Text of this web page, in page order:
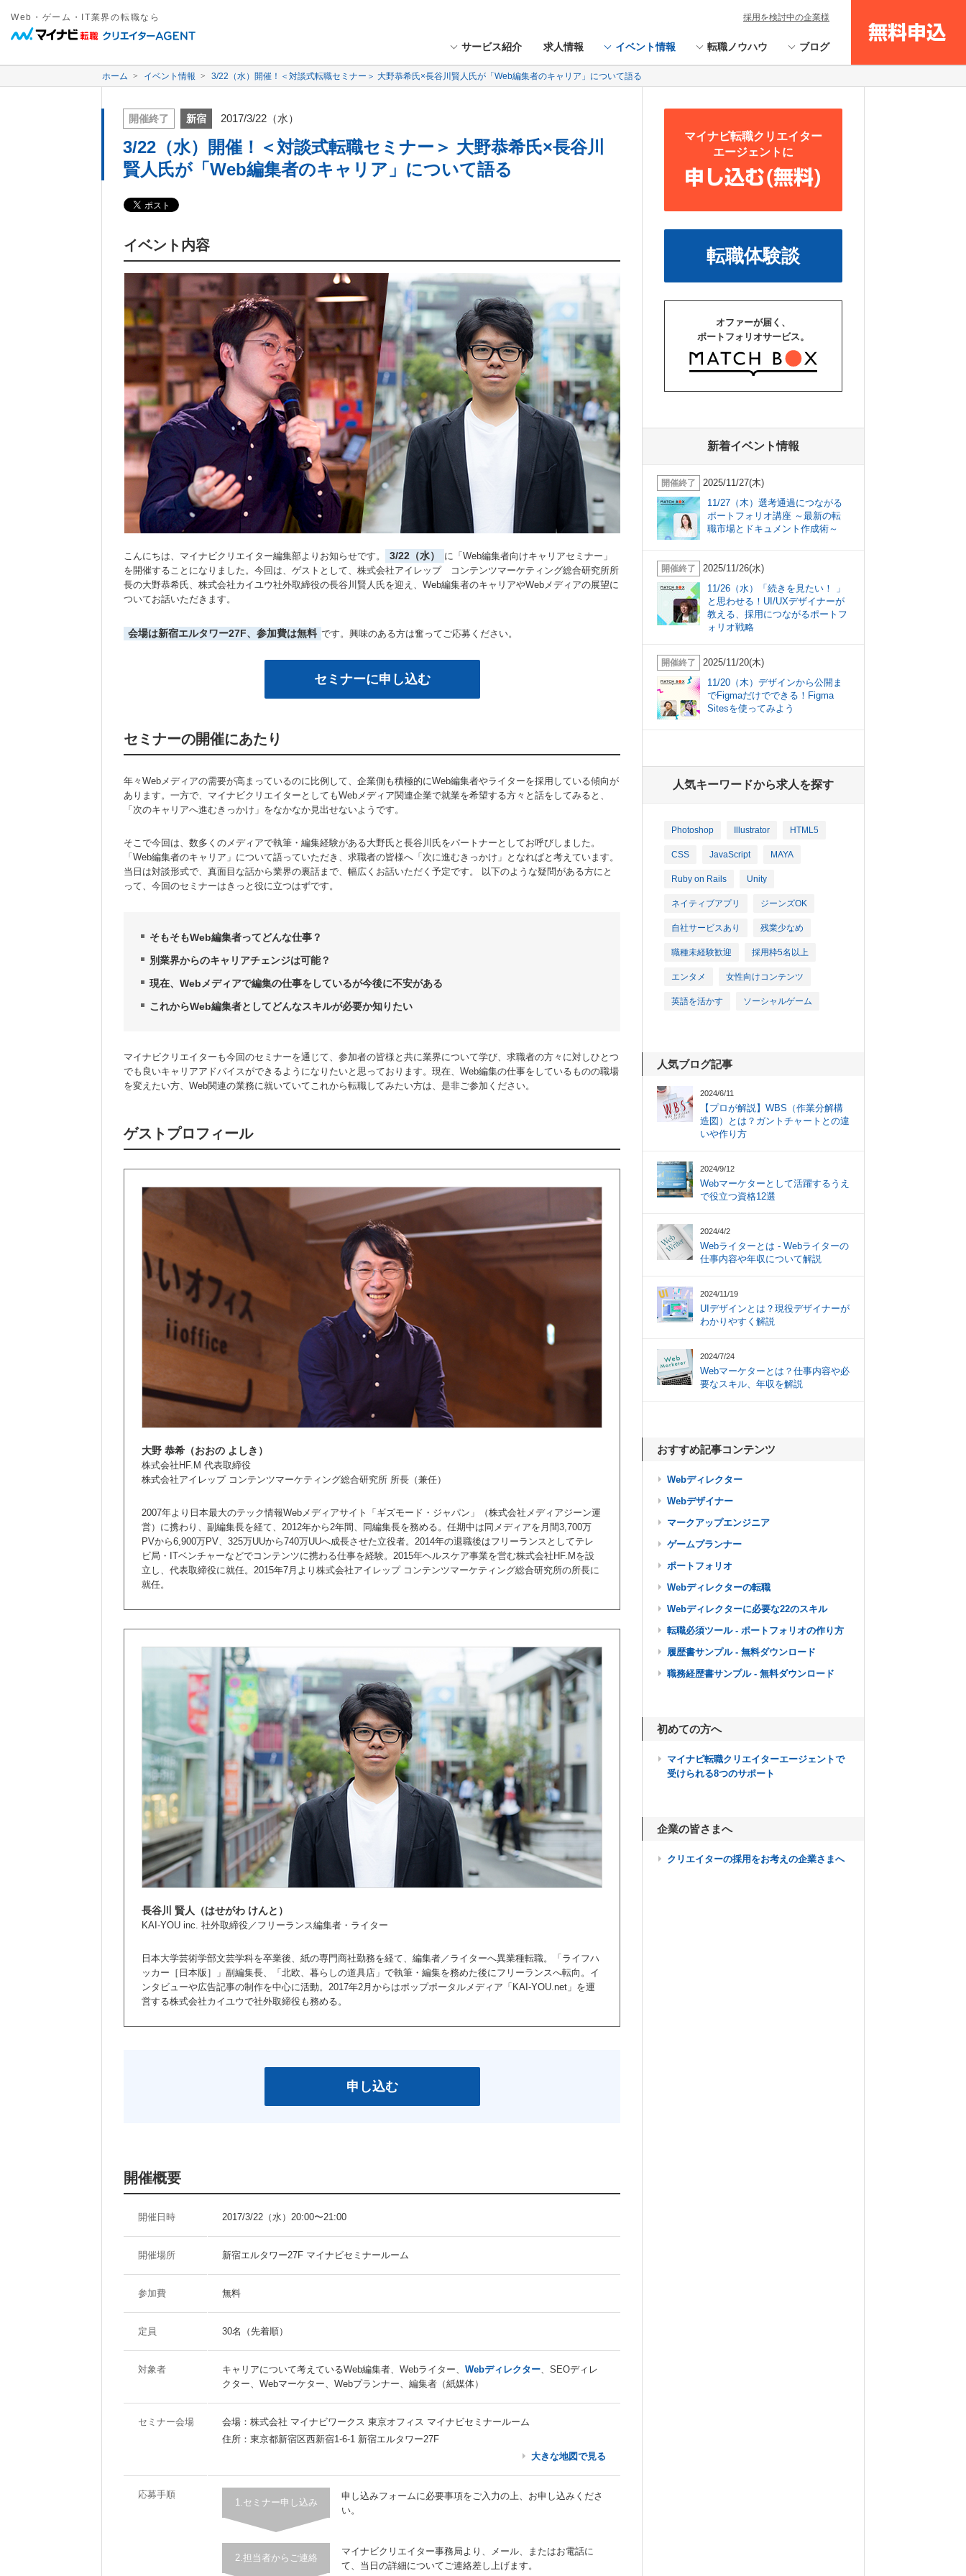
Web・ゲーム・IT業界の転職なら
サービス紹介 求人情報 イベント情報 転職ノウハウ ブログ
無料申込
採用を検討中の企業様
ホーム イベント情報 3/22（水）開催！＜対談式転職セミナー＞ 大野恭希氏×長谷川賢人氏が「Web編集者のキャリア」について語る
開催終了 新宿 2017/3/22（水）
3/22（水）開催！＜対談式転職セミナー＞ 大野恭希氏×長谷川
賢人氏が「Web編集者のキャリア」について語る
イベント内容
こんにちは、マイナビクリエイター編集部よりお知らせです。 3/22（水）
に「Web編集者向けキャリアセミナー」
を開催することになりました。今回は、ゲストとして、株式会社アイレップ コンテンツマーケティング総合研究所所
長の大野恭希氏、株式会社カイユウ社外取締役の長谷川賢人氏を迎え、Web編集者のキャリアやWebメディアの展望に
ついてお話いただきます。
会場は新宿エルタワー27F、参加費は無料 です。興味のある方は奮ってご応募ください。
セミナーに申し込む
セミナーの開催にあたり
年々Webメディアの需要が高まっているのに比例して、企業側も積極的にWeb編集者やライターを採用している傾向が
あります。一方で、マイナビクリエイターとしてもWebメディア関連企業で就業を希望する方々と話をしてみると、
「次のキャリアへ進むきっかけ」をなかなか見出せないようです。
そこで今回は、数多くのメディアで執筆・編集経験がある大野氏と長谷川氏をパートナーとしてお呼びしました。
「Web編集者のキャリア」について語っていただき、求職者の皆様へ「次に進むきっかけ」となればと考えています。
当日は対談形式で、真面目な話から業界の裏話まで、幅広くお話いただく予定です。 以下のような疑問がある方にと
って、今回のセミナーはきっと役に立つはずです。
そもそもWeb編集者ってどんな仕事？
別業界からのキャリアチェンジは可能？
現在、Webメディアで編集の仕事をしているが今後に不安がある
これからWeb編集者としてどんなスキルが必要か知りたい
マイナビクリエイターも今回のセミナーを通じて、参加者の皆様と共に業界について学び、求職者の方々に対しひとつ
でも良いキャリアアドバイスができるようになりたいと思っております。現在、Web編集の仕事をしているものの職場
を変えたい方、Web関連の業務に就いていてこれから転職してみたい方は、是非ご参加ください。
ゲストプロフィール
大野 恭希（おおの よしき）
株式会社HF.M 代表取締役
株式会社アイレップ コンテンツマーケティング総合研究所 所長（兼任）
2007年より日本最大のテック情報Webメディアサイト「ギズモード・ジャパン」（株式会社メディアジーン運
営）に携わり、副編集長を経て、2012年から2年間、同編集長を務める。任期中は同メディアを月間3,700万
PVから6,900万PV、325万UUから740万UUへ成長させた立役者。2014年の退職後はフリーランスとしてテレ
ビ局・ITベンチャーなどでコンテンツに携わる仕事を経験。2015年ヘルスケア事業を営む株式会社HF.Mを設
立し、代表取締役に就任。2015年7月より株式会社アイレップ コンテンツマーケティング総合研究所の所長に
就任。
長谷川 賢人（はせがわ けんと）
KAI-YOU inc. 社外取締役／フリーランス編集者・ライター
日本大学芸術学部文芸学科を卒業後、紙の専門商社勤務を経て、編集者／ライターへ異業種転職。「ライフハ
ッカー［日本版］」副編集長、「北欧、暮らしの道具店」で執筆・編集を務めた後にフリーランスへ転向。イ
ンタビューや広告記事の制作を中心に活動。2017年2月からはポップポータルメディア「KAI-YOU.net」を運
営する株式会社カイユウで社外取締役も務める。
申し込む
開催概要
開催日時 2017/3/22（水）20:00〜21:00
開催場所 新宿エルタワー27F マイナビセミナールーム
参加費 無料
定員 30名（先着順）
対象者 キャリアについて考えているWeb編集者、Webライター、 Webディレクター、SEOディレ
クター、Webマーケター、Webプランナー、編集者（紙媒体）
セミナー会場
会場：株式会社 マイナビワークス 東京オフィス マイナビセミナールーム
住所：東京都新宿区西新宿1-6-1 新宿エルタワー27F
大きな地図で見る
応募手順
1.セミナー申し込み
申し込みフォームに必要事項をご入力の上、お申し込みくださ
い。
2.担当者からご連絡
マイナビクリエイター事務局より、メール、またはお電話に
て、当日の詳細についてご連絡差し上げます。
マイナビ転職クリエイター
エージェントに
申し込む(無料)
転職体験談
オファーが届く、
ポートフォリオサービス。
新着イベント情報
開催終了
2025/11/27(木)
11/27（木）選考通過につながる
ポートフォリオ講座 ～最新の転
職市場とドキュメント作成術～
開催終了
2025/11/26(水)
11/26（水）「続きを見たい！ 」
と思わせる！UI/UXデザイナーが
教える、採用につながるポートフ
ォリオ戦略
開催終了
2025/11/20(木)
11/20（木）デザインから公開ま
でFigmaだけでできる！Figma
Sitesを使ってみよう
人気キーワードから求人を探す
Photoshop Illustrator HTML5
CSS JavaScript MAYA
Ruby on Rails Unity
ネイティブアプリ ジーンズOK
自社サービスあり 残業少なめ
職種未経験歓迎 採用枠5名以上
エンタメ 女性向けコンテンツ
英語を活かす ソーシャルゲーム
人気ブログ記事
2024/6/11
【プロが解説】WBS（作業分解構
造図）とは？ガントチャートとの違
いや作り方
2024/9/12
Webマーケターとして活躍するうえ
で役立つ資格12選
2024/4/2
Webライターとは - Webライターの
仕事内容や年収について解説
2024/11/19
UIデザインとは？現役デザイナーが
わかりやすく解説
2024/7/24
Webマーケターとは？仕事内容や必
要なスキル、年収を解説
おすすめ記事コンテンツ
Webディレクター
Webデザイナー
マークアップエンジニア
ゲームプランナー
ポートフォリオ
Webディレクターの転職
Webディレクターに必要な22のスキル
転職必須ツール - ポートフォリオの作り方
履歴書サンプル - 無料ダウンロード
職務経歴書サンプル - 無料ダウンロード
初めての方へ
マイナビ転職クリエイターエージェントで
受けられる8つのサポート
企業の皆さまへ
クリエイターの採用をお考えの企業さまへ